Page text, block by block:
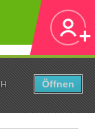
Öffnen